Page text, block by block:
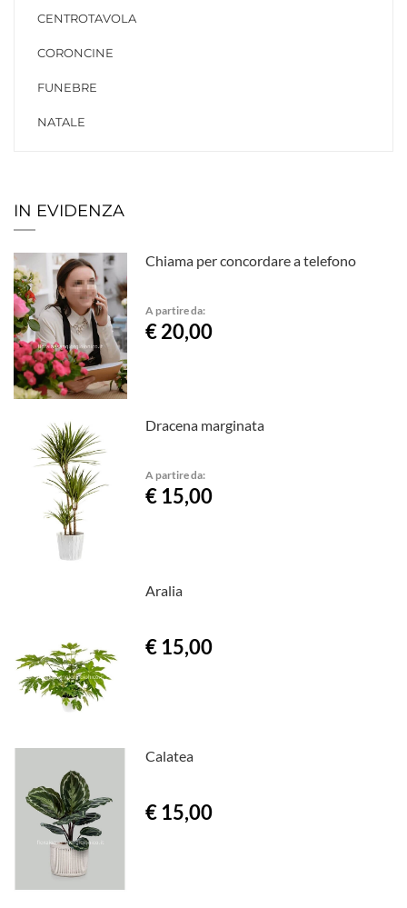
CENTROTAVOLA
CORONCINE
FUNEBRE
NATALE
IN EVIDENZA
Chiama per concordare a telefono
A partire da:
€ 20,00
Dracena marginata
A partire da:
€ 15,00
Aralia
€ 15,00
Calatea
€ 15,00